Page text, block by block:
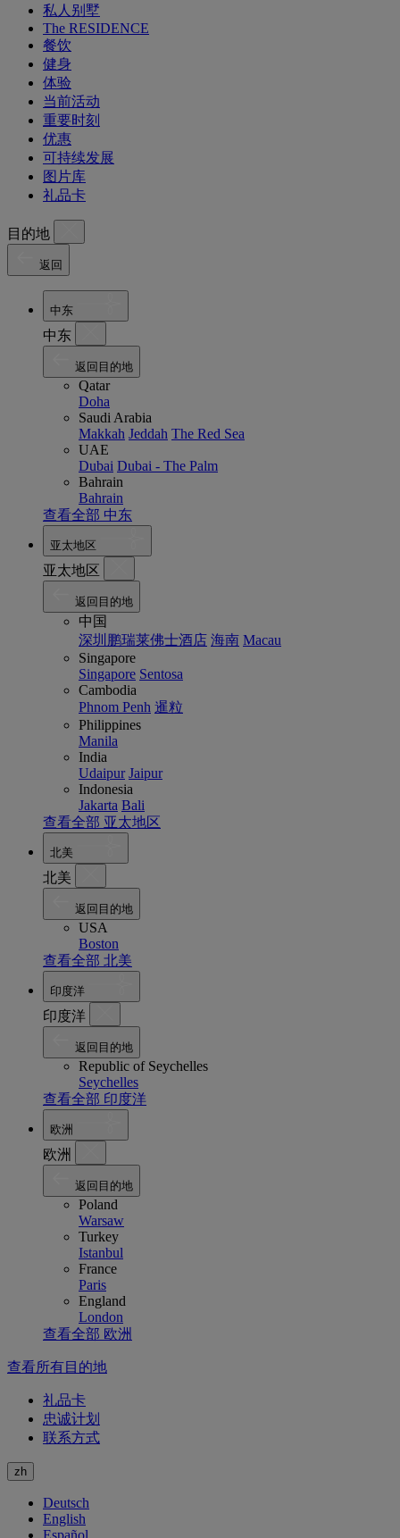
私人别墅
The RESIDENCE
餐饮
健身
体验
当前活动
重要时刻
优惠
可持续发展
图片库
礼品卡
目的地
返回
中东
中东
返回目的地
Qatar
Doha
Saudi Arabia
Makkah Jeddah The Red Sea
UAE
Dubai Dubai - The Palm
Bahrain
Bahrain
查看全部 中东
亚太地区
亚太地区
返回目的地
中国
深圳鹏瑞莱佛士酒店 海南 Macau
Singapore
Singapore Sentosa
Cambodia
Phnom Penh 暹粒
Philippines
Manila
India
Udaipur Jaipur
Indonesia
Jakarta Bali
查看全部 亚太地区
北美
北美
返回目的地
USA
Boston
查看全部 北美
印度洋
印度洋
返回目的地
Republic of Seychelles
Seychelles
查看全部 印度洋
欧洲
欧洲
返回目的地
Poland
Warsaw
Turkey
Istanbul
France
Paris
England
London
查看全部 欧洲
查看所有目的地
礼品卡
忠诚计划
联系方式
zh
Deutsch
English
Español